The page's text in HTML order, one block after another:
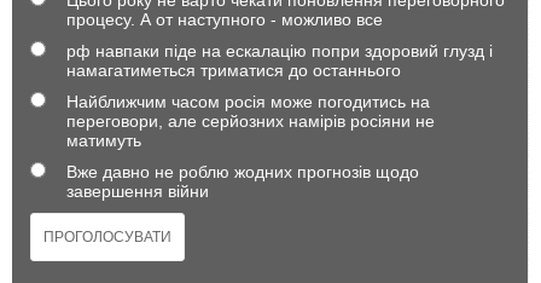
процесу. А от наступного - можливо все
рф навпаки піде на ескалацію попри здоровий глузд і
намагатиметься триматися до останнього
Найближчим часом росія може погодитись на
переговори, але серйозних намірів росіяни не
матимуть
Вже давно не роблю жодних прогнозів щодо
завершення війни